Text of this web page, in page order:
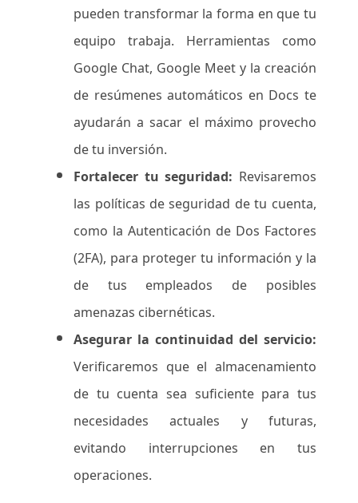
pueden transformar la forma en que tu
equipo trabaja. Herramientas como
Google Chat, Google Meet y la creación
de resúmenes automáticos en Docs te
ayudarán a sacar el máximo provecho
de tu inversión.
Fortalecer tu seguridad: Revisaremos
las políticas de seguridad de tu cuenta,
como la Autenticación de Dos Factores
(2FA), para proteger tu información y la
de tus empleados de posibles
amenazas cibernéticas.
Asegurar la continuidad del servicio:
Verificaremos que el almacenamiento
de tu cuenta sea suficiente para tus
necesidades actuales y futuras,
evitando interrupciones en tus
operaciones.